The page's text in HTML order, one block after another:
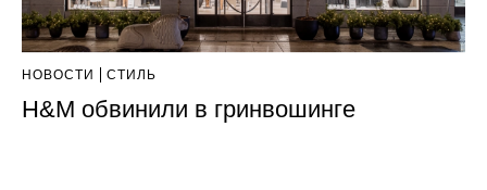
НОВОСТИ СТИЛЬ
H&M обвинили в гринвошинге